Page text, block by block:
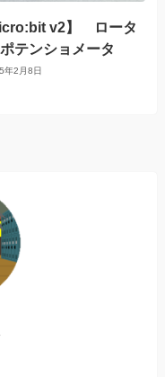
v2】 ロータ
テンショメータ
年2月8日